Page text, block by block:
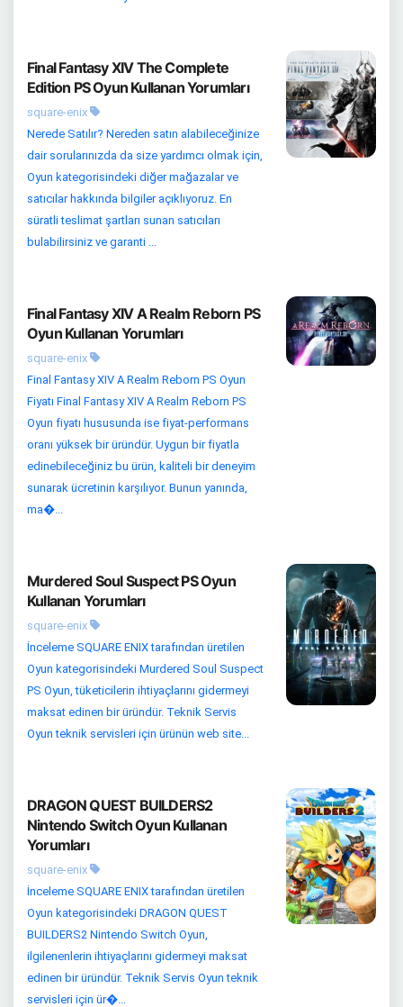
Final Fantasy XIV The Complete
Edition PS Oyun Kullanan Yorumları
square-enix
Nerede Satılır? Nereden satın alabileceğinize
dair sorularınızda da size yardımcı olmak için,
Oyun kategorisindeki diğer mağazalar ve
satıcılar hakkında bilgiler açıklıyoruz. En
süratli teslimat şartları sunan satıcıları
bulabilirsiniz ve garanti ...
Final Fantasy XIV A Realm Reborn PS
Oyun Kullanan Yorumları
square-enix
Final Fantasy XIV A Realm Reborn PS Oyun
Fiyatı Final Fantasy XIV A Realm Reborn PS
Oyun fiyatı hususunda ise fiyat-performans
oranı yüksek bir üründür. Uygun bir fiyatla
edinebileceğiniz bu ürün, kaliteli bir deneyim
sunarak ücretinin karşılıyor. Bunun yanında,
ma�...
Murdered Soul Suspect PS Oyun
Kullanan Yorumları
square-enix
İnceleme SQUARE ENIX tarafından üretilen
Oyun kategorisindeki Murdered Soul Suspect
PS Oyun, tüketicilerin ihtiyaçlarını gidermeyi
maksat edinen bir üründür. Teknik Servis
Oyun teknik servisleri için ürünün web site...
DRAGON QUEST BUILDERS2
Nintendo Switch Oyun Kullanan
Yorumları
square-enix
İnceleme SQUARE ENIX tarafından üretilen
Oyun kategorisindeki DRAGON QUEST
BUILDERS2 Nintendo Switch Oyun,
ilgilenenlerin ihtiyaçlarını gidermeyi maksat
edinen bir üründür. Teknik Servis Oyun teknik
servisleri için ür�...